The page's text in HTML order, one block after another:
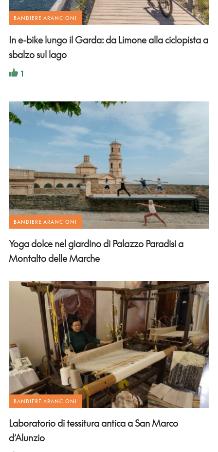
BANDIERE ARANCIONI
In e-bike lungo il Garda: da Limone alla ciclopista a
sbalzo sul lago
1
BANDIERE ARANCIONI
Yoga dolce nel giardino di Palazzo Paradisi a
Montalto delle Marche
BANDIERE ARANCIONI
Laboratorio di tessitura antica a San Marco
d’Alunzio